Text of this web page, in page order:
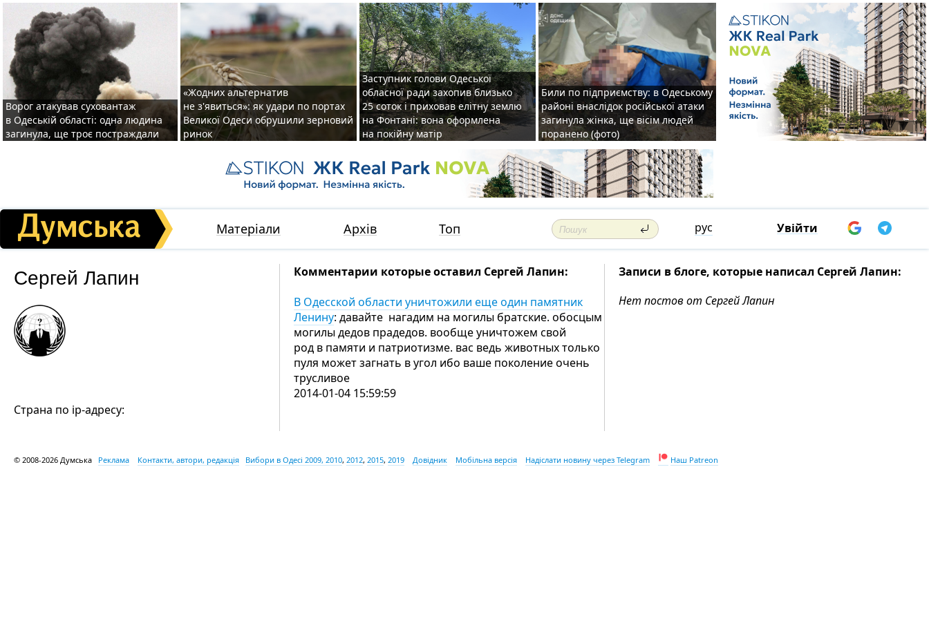
Ворог атакував суховантаж
в Одеській області: одна людина
загинула, ще троє постраждали
«Жодних альтернатив
не з'явиться»: як удари по портах
Великої Одеси обрушили зерновий
ринок
Заступник голови Одеської
обласної ради захопив близько
25 соток і приховав елітну землю
на Фонтані: вона оформлена
на покійну матір
Били по підприємству: в Одеському
районі внаслідок російської атаки
загинула жінка, ще вісім людей
поранено (фото)
Матеріали Архів Топ рус Увійти
Сергей Лапин
Страна по ip-адресу:
Комментарии которые оставил Сергей Лапин:
В Одесской области уничтожили еще один памятник
Ленину: давайте нагадим на могилы братские. обосцым
могилы дедов прадедов. вообще уничтожем свой
род в памяти и патриотизме. вас ведь животных только
пуля может загнать в угол ибо ваше поколение очень
трусливое
2014-01-04 15:59:59
Записи в блоге, которые написал Сергей Лапин:
Нет постов от Сергей Лапин
© 2008-2026 Думська Реклама Контакти, автори, редакція Вибори в Одесі 2009, 2010, 2012, 2015, 2019 Довідник Мобільна версія Надіслати новину через Telegram Наш Patreon